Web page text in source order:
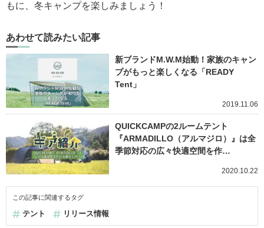
もに、冬キャンプを楽しみましょう！
あわせて読みたい記事
新ブランドM.W.M始動！家族のキャン
プがもっと楽しくなる「READY
Tent」
2019.11.06
QUICKCAMPの2ルームテント
『ARMADILLO（アルマジロ）』は全
季節対応の広々快適空間を作…
2020.10.22
この記事に関連するタグ
テント リリース情報